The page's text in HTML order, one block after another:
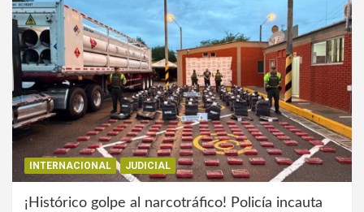
INTERNACIONAL JUDICIAL
¡Histórico golpe al narcotráfico! Policía incauta